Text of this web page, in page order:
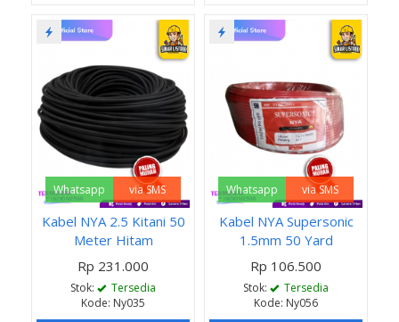
Whatsapp via SMS
Kabel NYA 2.5 Kitani 50
Meter Hitam
Rp 231.000
Stok:
Tersedia
Kode: Ny035
Whatsapp via SMS
Kabel NYA Supersonic
1.5mm 50 Yard
Rp 106.500
Stok:
Tersedia
Kode: Ny056